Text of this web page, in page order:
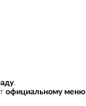
.
официальному меню